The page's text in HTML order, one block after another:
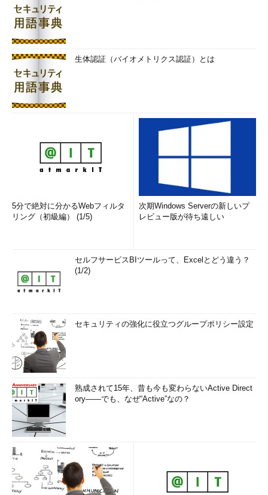
生体認証（バイオメトリクス認証）とは
5分で絶対に分かるWebフィルタ
リング（初級編） (1/5)
次期Windows Serverの新しいプ
レビュー版が待ち遠しい
セルフサービスBIツールって、Excelとどう違う？
(1/2)
セキュリティの強化に役立つグループポリシー設定
熟成されて15年、昔も今も変わらないActive Direct
ory――でも、なぜ“Active”なの？